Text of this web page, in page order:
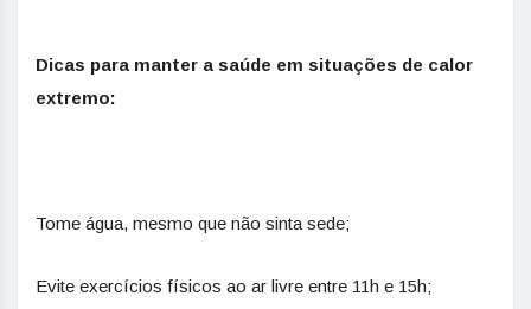
Dicas para manter a saúde em situações de calor
extremo:
Tome água, mesmo que não sinta sede;
Evite exercícios físicos ao ar livre entre 11h e 15h;